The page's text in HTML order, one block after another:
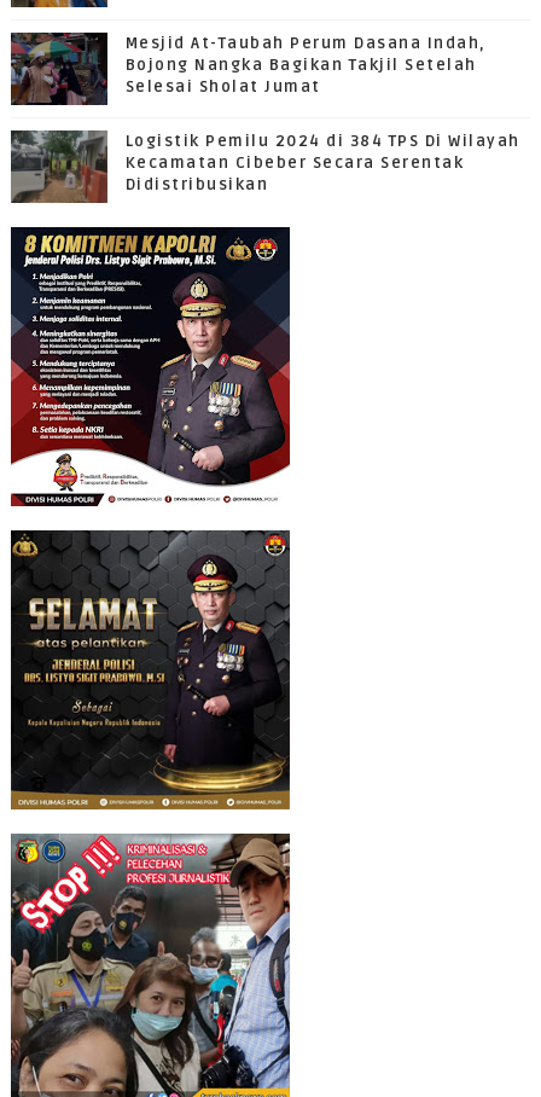
Mesjid At-Taubah Perum Dasana Indah,
Bojong Nangka Bagikan Takjil Setelah
Selesai Sholat Jumat
Logistik Pemilu 2024 di 384 TPS Di Wilayah
Kecamatan Cibeber Secara Serentak
Didistribusikan